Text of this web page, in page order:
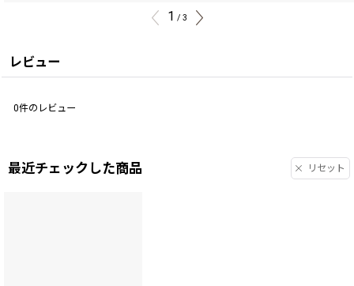
1 / 3
レビュー
0件のレビュー
最近チェックした商品 リセット